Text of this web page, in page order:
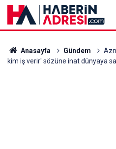
Anasayfa Gündem
kim iş verir' sözüne inat dünyaya